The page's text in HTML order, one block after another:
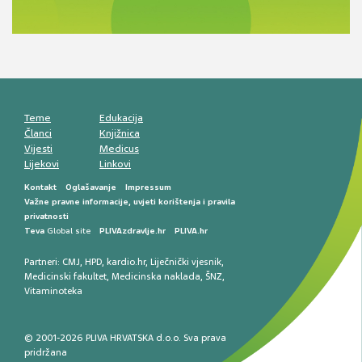
smetnji do rane onkološke dijagnostike
Teme
Članci
Vijesti
Lijekovi
Edukacija
Knjižnica
Medicus
Linkovi
Kontakt Oglašavanje
Impressum
Važne pravne informacije, uvjeti korištenja i pravila
privatnosti
Teva Global site PLIVAzdravlje.hr PLIVA.hr
Partneri: CMJ, HPD, kardio.hr, Liječnički vjesnik,
Medicinski fakultet, Medicinska naklada, ŠNZ,
Vitaminoteka
© 2001-2026 PLIVA HRVATSKA d.o.o. Sva prava
pridržana